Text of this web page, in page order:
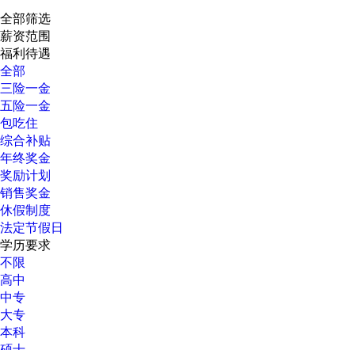
全部筛选
薪资范围
福利待遇
全部
三险一金
五险一金
包吃住
综合补贴
年终奖金
奖励计划
销售奖金
休假制度
法定节假日
学历要求
不限
高中
中专
大专
本科